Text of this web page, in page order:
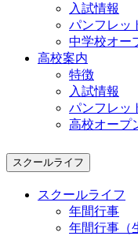
入試情報
パンフレッ
中学校オー
高校案内
特徴
入試情報
パンフレッ
高校オープ
スクールライフ
スクールライフ
年間行事
年間行事（